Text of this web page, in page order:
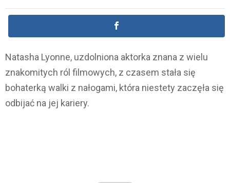
Natasha Lyonne, uzdolniona aktorka znana z wielu
znakomitych ról filmowych, z czasem stała się
bohaterką walki z nałogami, która niestety zaczęła się
odbijać na jej kariery.